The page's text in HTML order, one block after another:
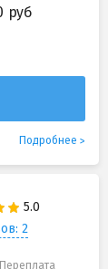
Подробнее
2
Переплата